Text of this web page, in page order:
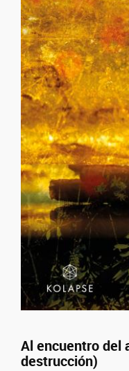
Al encuentro del
destrucción)